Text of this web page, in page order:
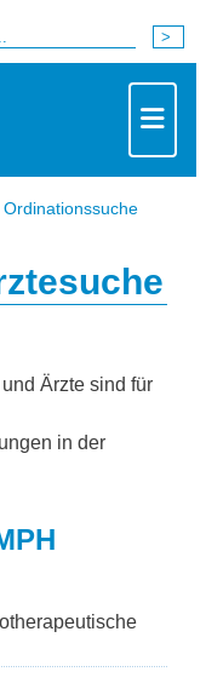
Ordinationssuche
Ärzte sind für
in der